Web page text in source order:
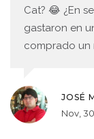
Cat? 😂 ¿En
gastaron en
comprado un
JOSÉ
Nov,